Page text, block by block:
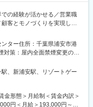
識を学んでいただきます。
資格をベースに求められる
必要な研修・スキル・経
効率的にスキルアップでき
ため、中途入社のハンデは
なく、成果に応じて評価さ
の経験が活かせる／営業職
客とモノづくりを実現して
工したステンレス加工品を
業部内勤職を募集いたしま
ます。得意先は、東京、埼
にあり、社用車を使い、営
ター住所：千葉県浦安市港
策：屋内全面禁煙変更の範
、新浦安駅、リゾートゲー
金形態＞月給制＜賃金内訳＞
円＜月給＞193,000円～